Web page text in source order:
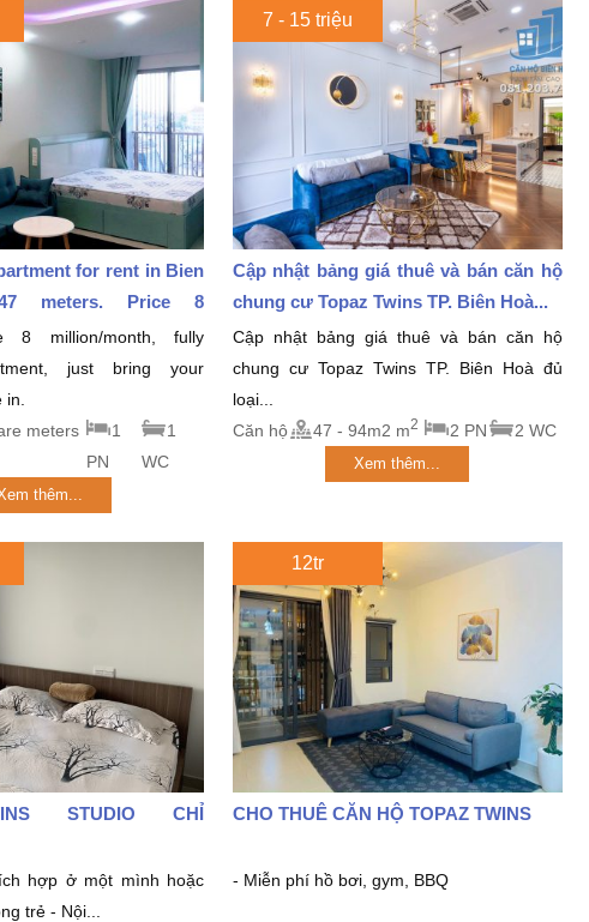
for rent in Bien
meters. Price 8
8 million/month, fully
just bring your
meters
1
PN
1
WC
thêm...
7 - 15 triệu
Cập nhật bảng giá thuê và bán căn hộ
chung cư Topaz Twins TP. Biên Hoà...
Cập nhật bảng giá thuê và bán căn hộ
chung cư Topaz Twins TP. Biên Hoà đủ
loại...
Căn hộ
47 - 94m2 m2 2 PN 2 WC
Xem thêm...
STUDIO CHỈ
hợp ở một mình hoặc
trẻ - Nội...
12tr
CHO THUÊ CĂN HỘ TOPAZ TWINS
- Miễn phí hồ bơi, gym, BBQ